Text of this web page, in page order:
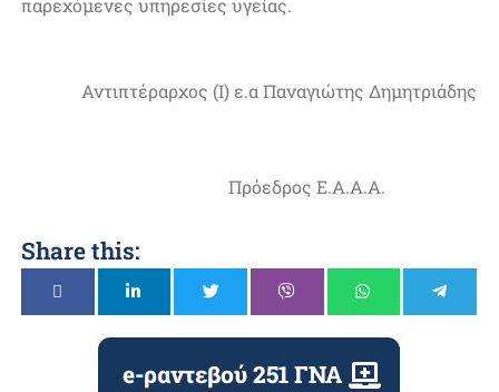
παρεχόμενες υπηρεσίες υγείας.
Αντιπτέραρχος (Ι) ε.α Παναγιώτης Δημητριάδης
Πρόεδρος Ε.Α.Α.Α.
Share this:
e-ραντεβού 251 ΓΝΑ